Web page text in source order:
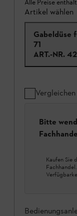
Alle Preise
Artikel wählen
Gabeldüse
71
ART.-NR.
Vergleichen
Bitte
Fachhandel
Kaufen Sie